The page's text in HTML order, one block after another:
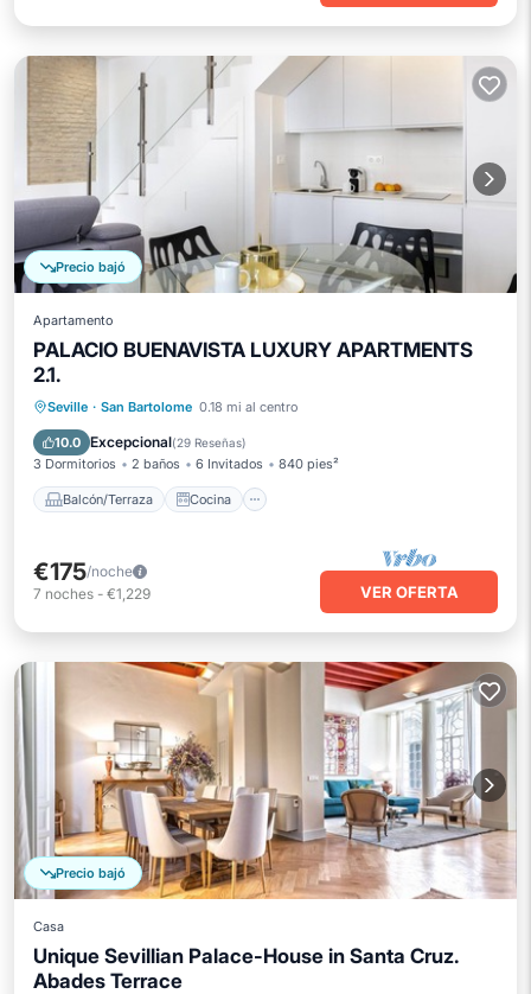
Precio bajó
Apartamento
PALACIO BUENAVISTA LUXURY APARTMENTS
2.1.
Seville · San Bartolome 0.18 mi al centro
10.0 Excepcional(29 Reseñas)
3 Dormitorios 2 baños 6 Invitados 840 pies²
Balcón/Terraza Cocina
Balcón/Terraza
Cocina
Aire acondicionado
€175/noche
7 noches - €1,229 VER OFERTA
Precio bajó
Casa
Unique Sevillian Palace-House in Santa Cruz.
Abades Terrace